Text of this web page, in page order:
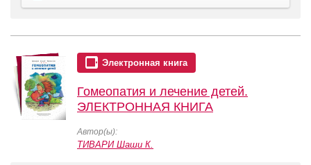
Электронная книга
Гомеопатия и лечение детей.
ЭЛЕКТРОННАЯ КНИГА
Автор(ы):
ТИВАРИ Шаши К.